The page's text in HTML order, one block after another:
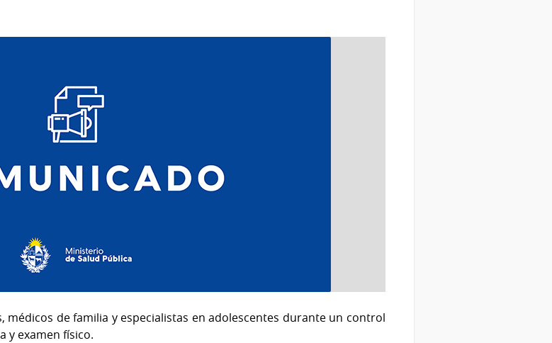
de familia y especialistas en adolescentes durante un control
y examen físico.